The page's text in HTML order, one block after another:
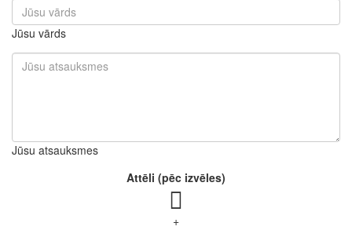
Jūsu vārds
Jūsu atsauksmes
Attēli (pēc izvēles)
+